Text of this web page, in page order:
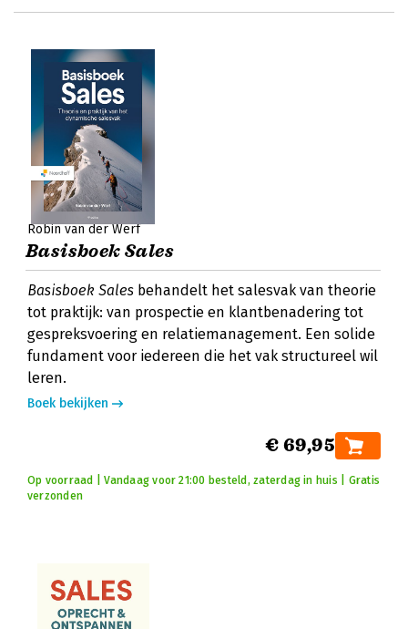
Robin van der Werf
Basisboek Sales
Basisboek Sales behandelt het salesvak van theorie
tot praktijk: van prospectie en klantbenadering tot
gespreksvoering en relatiemanagement. Een solide
fundament voor iedereen die het vak structureel wil
leren.
Boek bekijken
€ 69,95
Op voorraad | Vandaag voor 21:00 besteld, zaterdag in huis | Gratis
verzonden